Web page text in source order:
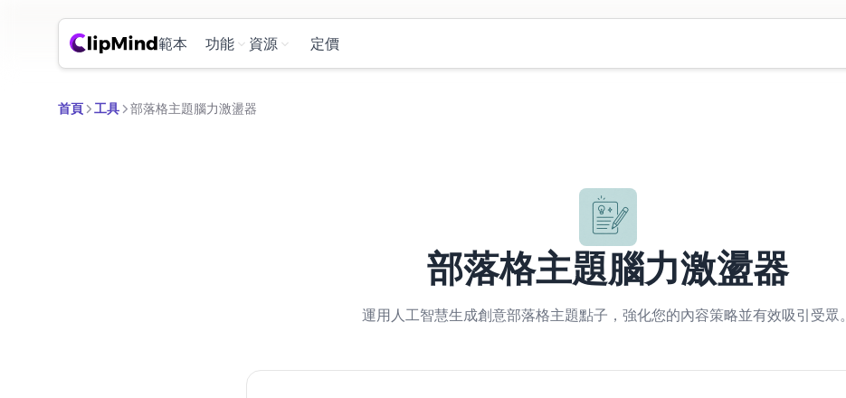
範本 功能 資源 定價
首頁 工具 部落格主題腦力激盪器
部落格主題腦力激盪器
運用人工智慧生成創意部落格主題點子，強化您的內容策略並有效吸引受眾。